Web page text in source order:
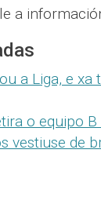
a
a Liga, e
o equipo
vestiuse de